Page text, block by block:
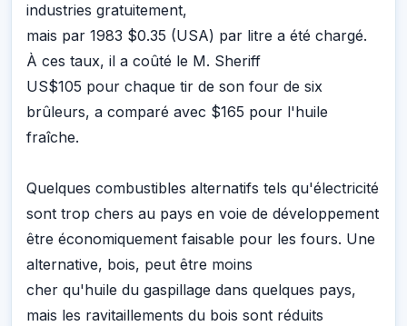
industries gratuitement,
mais par 1983 $0.35 (USA) par litre a été chargé.
À ces taux, il a coûté le M. Sheriff
US$105 pour chaque tir de son four de six
brûleurs, a comparé avec $165 pour l'huile
fraîche.
Quelques combustibles alternatifs tels qu'électricité
sont trop chers au pays en voie de développement
être économiquement faisable pour les fours. Une
alternative, bois, peut être moins
cher qu'huile du gaspillage dans quelques pays,
mais les ravitaillements du bois sont réduits